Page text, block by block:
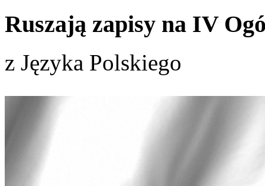
Ruszają zapisy na IV
z Języka Polskiego